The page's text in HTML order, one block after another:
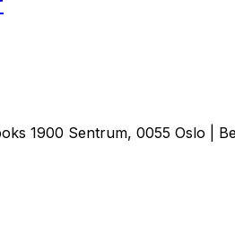
1900 Sentrum, 0055 Oslo |